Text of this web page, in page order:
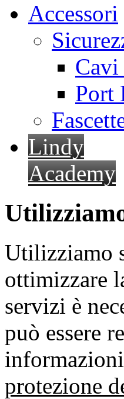
Accessori
Cavi
Port
Lindy
Academy
Utilizziamo
ottimizzare
servizi è
può essere
protezione